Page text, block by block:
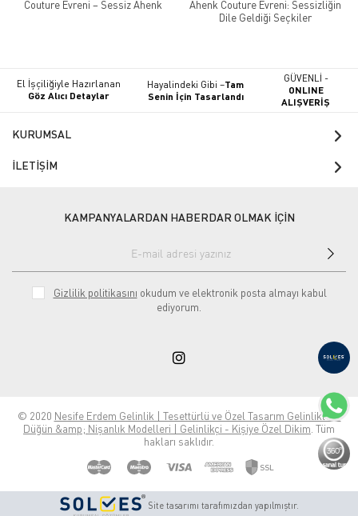
Couture Evreni – Sessiz Ahenk
Ahenk Couture Evreni: Sessizliğin
Dile Geldiği Seçkiler
El İşçiliğiyle Hazırlanan
Göz Alıcı Detaylar
Hayalindeki Gibi –Tam
Senin İçin Tasarlandı
GÜVENLİ -
ONLINE
ALIŞVERİŞ
KURUMSAL
İLETİŞİM
KAMPANYALARDAN HABERDAR OLMAK İÇİN
Gizlilik politikasını okudum ve elektronik posta almayı kabul
ediyorum.
© 2020 Nesife Erdem Gelinlik | Tesettürlü ve Özel Tasarım Gelinlikler |
Düğün &amp; Nişanlık Modelleri | Gelinlikçi - Kişiye Özel Dikim . Tüm
hakları saklıdır.
Site tasarımı tarafımızdan yapılmıştır.